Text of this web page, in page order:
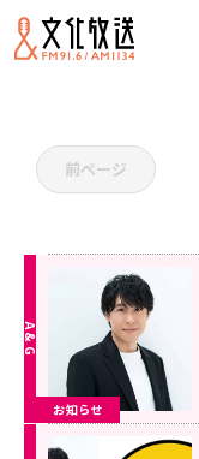
前ページ
お知らせ